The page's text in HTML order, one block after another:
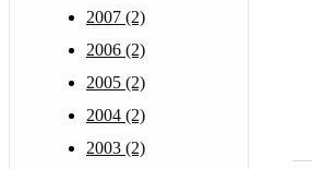
2007 (2)
2006 (2)
2005 (2)
2004 (2)
2003 (2)